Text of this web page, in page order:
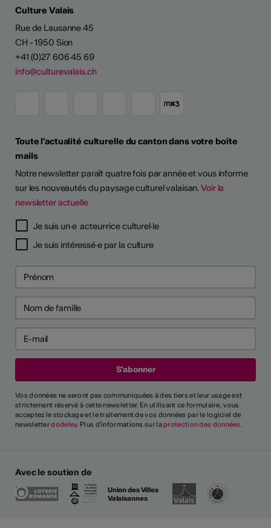
D'ARTISTES
Culture Valais
Rue de Lausanne 45
CH - 1950 Sion
+41 (0)27 606 45 69
info@culturevalais.ch
Toute l'actualité culturelle du canton dans votre boîte
mails
Notre newsletter paraît quatre fois par année et vous informe
sur les nouveautés du paysage culturel valaisan.Voir la
newsletter actuelle
Je suis un·e acteur·rice culturel·le
Je suis intéressé·e par la culture
Vos données ne seront pas communiquées à des tiers et leur usage est
strictement réservé à cette newsletter. En utilisant ce formulaire, vous
acceptez le stockage et le traitement de vos données par le logiciel de
newsletterdodeley. Plus d'informations sur la protection des données.
Avec le soutien de
Union des Villes
Valaisannes